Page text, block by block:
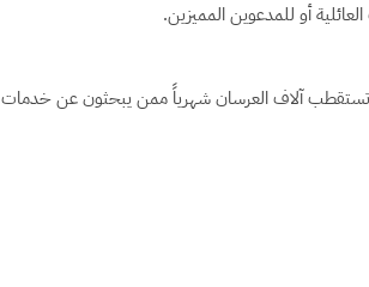
أو للمدعوين المميزين.
آلاف العرسان شهرياً ممن يبحثون عن خدمات